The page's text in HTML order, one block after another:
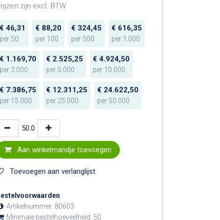
zijn excl. BTW
€ 46,31
per 50
€ 88,20
per 100
€ 324,45
per 500
€ 616,35
per 1.000
€ 1.169,70
per 2.000
€ 2.525,25
per 5.000
€ 4.924,50
per 10.000
€ 7.386,75
per 15.000
€ 12.311,25
per 25.000
€ 24.622,50
per 50.000
Aan winkelmandje toevoegen
Toevoegen aan verlanglijst
Artikelnummer: 80603
Minimale bestelhoeveelheid: 50